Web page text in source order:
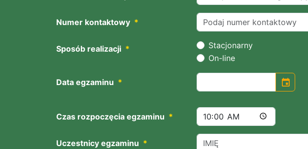
Numer kontaktowy *
Sposób realizacji *
Stacjonarny
On-line
Data egzaminu * event
Czas rozpoczęcia egzaminu *
Uczestnicy egzaminu *